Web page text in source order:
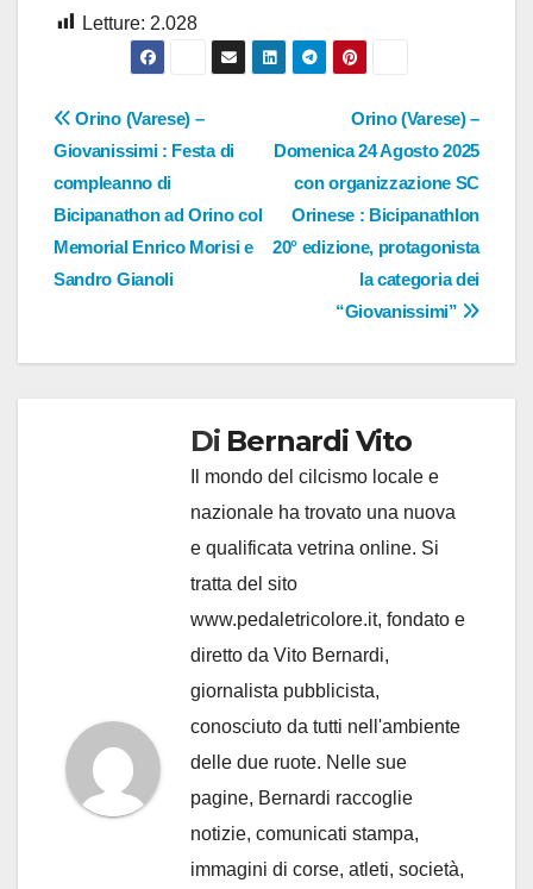
Letture: 2.028
Navigazione
articoli
Orino (Varese) –
Domenica 24 Agosto 2025
con organizzazione SC
Orinese : Bicipanathlon
20° edizione, protagonista
la categoria dei
“Giovanissimi”
Orino (Varese) –
Giovanissimi : Festa di
compleanno di
Bicipanathon ad Orino col
Memorial Enrico Morisi e
Sandro Gianoli
Di Bernardi Vito
Il mondo del cilcismo locale e
nazionale ha trovato una nuova
e qualificata vetrina online. Si
tratta del sito
www.pedaletricolore.it, fondato e
diretto da Vito Bernardi,
giornalista pubblicista,
conosciuto da tutti nell'ambiente
delle due ruote. Nelle sue
pagine, Bernardi raccoglie
notizie, comunicati stampa,
immagini di corse, atleti, società,